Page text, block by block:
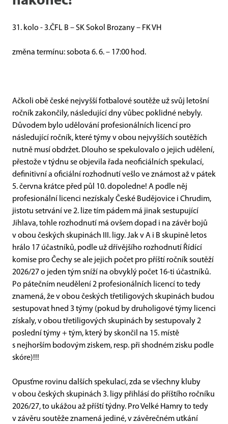
31. kolo-3.ČFL B –SK Sokol Brozany– FK VH
změna termínu:sobota 6. 6. – 17:00 hod.
Ačkoli obě české nejvyšší fotbalové soutěže už svůj letošní
ročník zakončily, následující dny vůbec poklidné nebyly.
Důvodem bylo udělování profesionálních licencí pro
následující ročník, které týmy v obou nejvyšších soutěžích
nutně musí obdržet. Dlouho se spekulovalo o jejich udělení,
přestože v týdnu se objevila řada neoficiálních spekulací,
definitivní a oficiální rozhodnutí vešlo ve známost až v pátek
5. června krátce před půl 10. dopoledne! A podle něj
profesionální licenci nezískaly České Budějovice i Chrudim,
jistotu setrvání ve 2. lize tím pádem má jinak sestupující
Jihlava, tohle rozhodnutí má ovšem dopad i na závěr bojů
v obou českých skupinách III. ligy. Jak v A i B skupině letos
hrálo 17 účastníků, podle už dřívějšího rozhodnutí Řídící
komise pro Čechy se ale jejich počet pro příští ročník soutěží
2026/27 o jeden tým sníží na obvyklý počet 16-ti účastníků.
Po pátečním neudělení 2 profesionálních licencí to tedy
znamená, že v obou českých třetiligových skupinách budou
sestupovat hned 3 týmy (pokud by druholigové týmy licenci
získaly, v obou třetiligových skupinách by sestupovaly 2
poslední týmy + tým, který by skončil na 15. místě
s nejhorším bodovým ziskem, resp. při shodném zisku podle
skóre)!!!
Opusťme rovinu dalších spekulací, zda se všechny kluby
v obou českých skupinách 3. ligy přihlásí do příštího ročníku
2026/27, to ukážou až příští týdny. Pro Velké Hamry to tedy
v závěru soutěže znamená jediné, v závěrečném utkání